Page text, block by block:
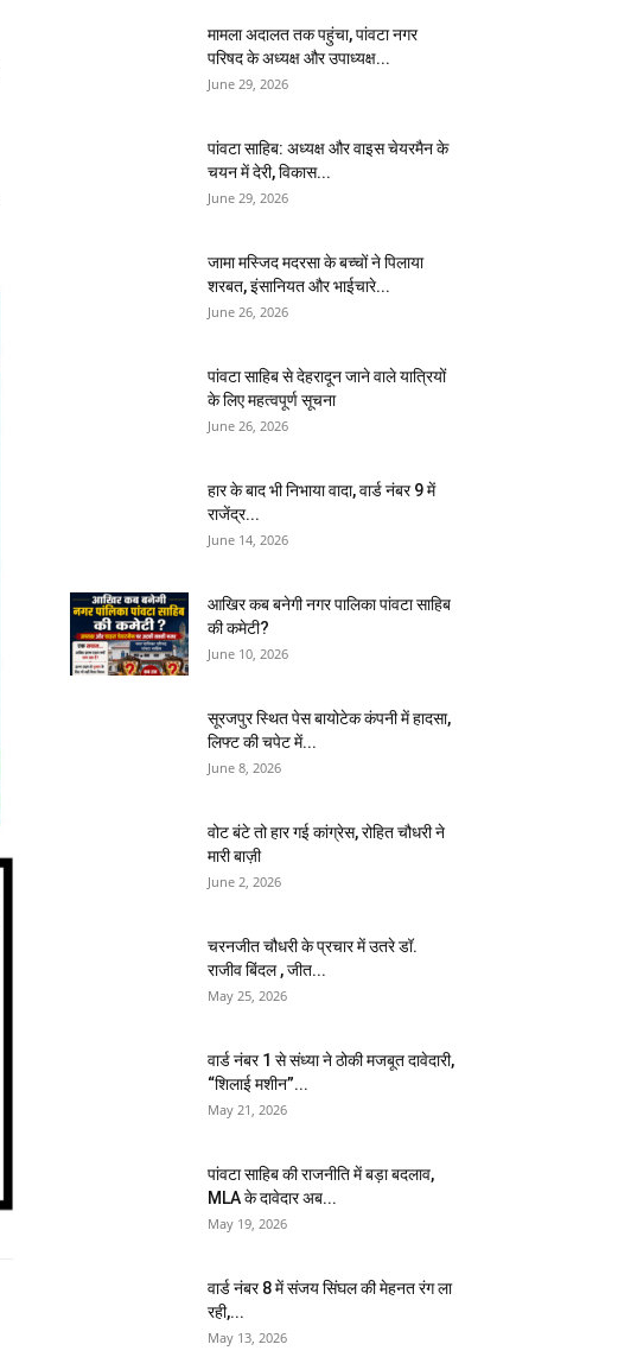
मामला अदालत तक पहुंचा, पांवटा नगर
परिषद के अध्यक्ष और उपाध्यक्ष...
June 29, 2026
पांवटा साहिब: अध्यक्ष और वाइस चेयरमैन के
चयन में देरी, विकास...
June 29, 2026
जामा मस्जिद मदरसा के बच्चों ने पिलाया
शरबत, इंसानियत और भाईचारे...
June 26, 2026
पांवटा साहिब से देहरादून जाने वाले यात्रियों
के लिए महत्वपूर्ण सूचना
June 26, 2026
हार के बाद भी निभाया वादा, वार्ड नंबर 9 में
राजेंद्र...
June 14, 2026
आखिर कब बनेगी नगर पालिका पांवटा साहिब
की कमेटी?
June 10, 2026
सूरजपुर स्थित पेस बायोटेक कंपनी में हादसा,
लिफ्ट की चपेट में...
June 8, 2026
वोट बंटे तो हार गई कांग्रेस, रोहित चौधरी ने
मारी बाज़ी
June 2, 2026
चरनजीत चौधरी के प्रचार में उतरे डॉ.
राजीव बिंदल , जीत...
May 25, 2026
वार्ड नंबर 1 से संध्या ने ठोकी मजबूत दावेदारी,
“शिलाई मशीन”...
May 21, 2026
पांवटा साहिब की राजनीति में बड़ा बदलाव,
MLA के दावेदार अब...
May 19, 2026
वार्ड नंबर 8 में संजय सिंघल की मेहनत रंग ला
रही,...
May 13, 2026